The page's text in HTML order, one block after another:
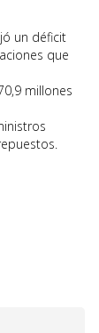
un déficit
que
millones